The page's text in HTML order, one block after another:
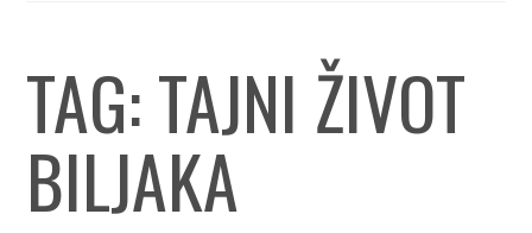
TAG:TAJNI ŽIVOT
BILJAKA